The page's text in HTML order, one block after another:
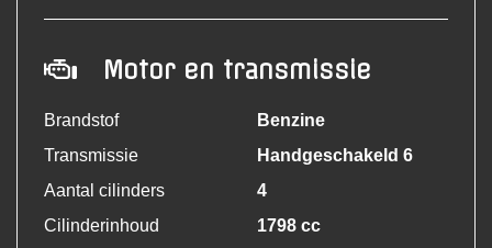
Motor en transmissie
Brandstof
Benzine
Transmissie
Handgeschakeld 6
Aantal cilinders
4
Cilinderinhoud
1798 cc